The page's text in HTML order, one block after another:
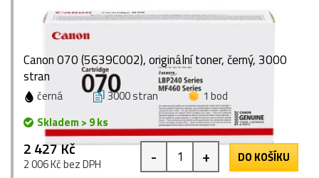
Canon 070 (5639C002), originální toner, černý, 3000
stran
černá 3000 stran
1 bod
Skladem > 9 ks
2 427 Kč
2 006 Kč bez DPH - + DO KOŠÍKU